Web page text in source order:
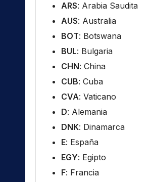
ARS: Arabia Saudita
AUS: Australia
BOT: Botswana
BUL: Bulgaria
CHN: China
CUB: Cuba
CVA: Vaticano
D: Alemania
DNK: Dinamarca
E: España
EGY: Egipto
F: Francia